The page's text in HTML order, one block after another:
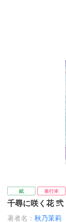
紙 単行本
千尋に咲く花 弐
著者名：秋乃茉莉